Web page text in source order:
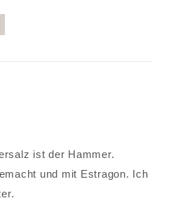
ist der Hammer.
und mit Estragon. Ich